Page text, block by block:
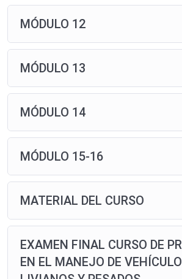
MÓDULO 12
MÓDULO 13
MÓDULO 14
MÓDULO 15-16
MATERIAL DEL CURSO
EXAMEN FINAL CURSO DE
EN EL MANEJO DE